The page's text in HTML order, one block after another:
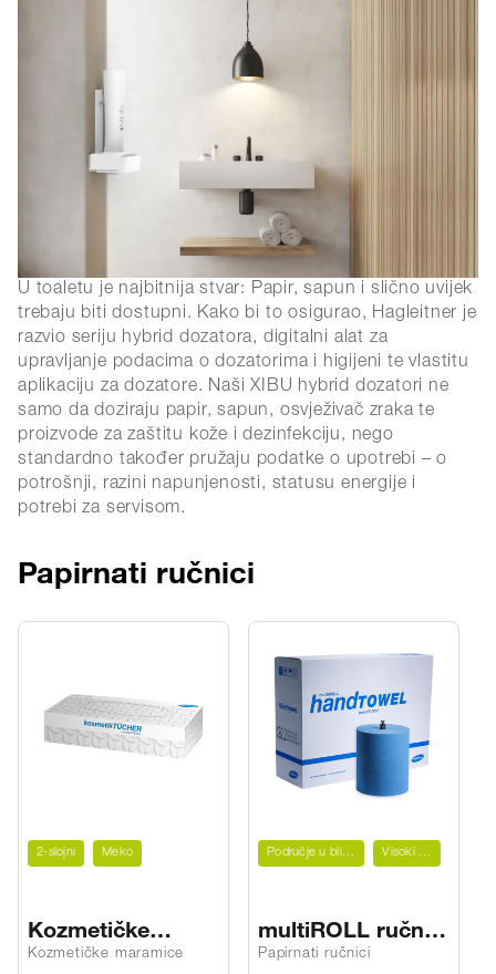
U toaletu je najbitnija stvar: Papir, sapun i slično uvijek
trebaju biti dostupni. Kako bi to osigurao, Hagleitner je
razvio seriju hybrid dozatora, digitalni alat za
upravljanje podacima o dozatorima i higijeni te vlastitu
aplikaciju za dozatore. Naši XIBU hybrid dozatori ne
samo da doziraju papir, sapun, osvježivač zraka te
proizvode za zaštitu kože i dezinfekciju, nego
standardno također pružaju podatke o upotrebi – o
potrošnji, razini napunjenosti, statusu energije i
potrebi za servisom.
Papirnati ručnici
2-slojni Meko
Kozmetičke
maramice soft
Kozmetičke maramice
Područje u blizini hrane Visoki domet
multiROLL ručnici
XB2.2
Papirnati ručnici